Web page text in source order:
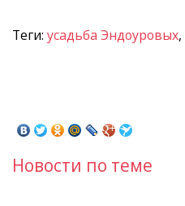
Теги: усадьба Эндоуровых,
Новости по теме